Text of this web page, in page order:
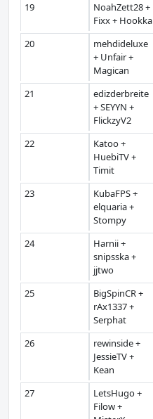
19
NoahZett28 +
Fixx + Hookka
20
mehdideluxe
+ Unfair +
Magican
21
edizderbreite
+ SEYYN +
FlickzyV2
22
Katoo +
HuebiTV +
Timit
23
KubaFPS +
elquaria +
Stompy
24
Harnii +
snipsska +
jjtwo
25
BigSpinCR +
rAx1337 +
Serphat
26
rewinside +
JessieTV +
Kean
27
LetsHugo +
Filow +